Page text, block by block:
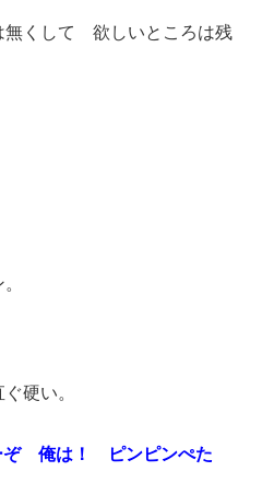
くして 欲しいところは残
硬い。
ぞ 俺は！ ピンピンぺた